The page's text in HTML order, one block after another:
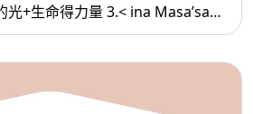
量 3.< ina Masa’sa >
想讓人知道的方法